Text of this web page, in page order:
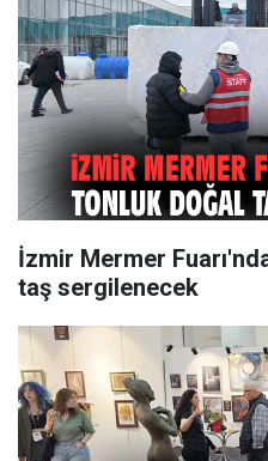
İzmir Mermer
taş sergilenecek